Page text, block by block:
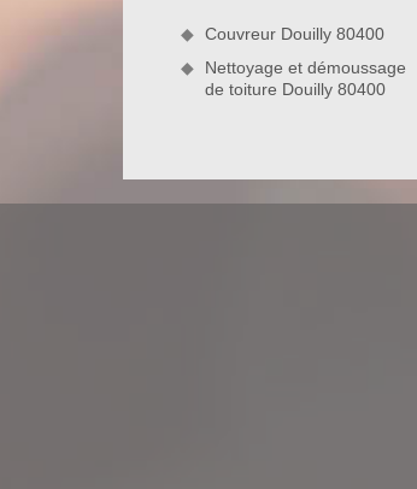
Nous pouvons peindre
En tant que couvreur
peinture sur toiture sur mesure.
en ardoise, une toiture en PVC,
Couvreur Douilly 80400
Nettoyage et démoussage
de toiture Douilly 80400